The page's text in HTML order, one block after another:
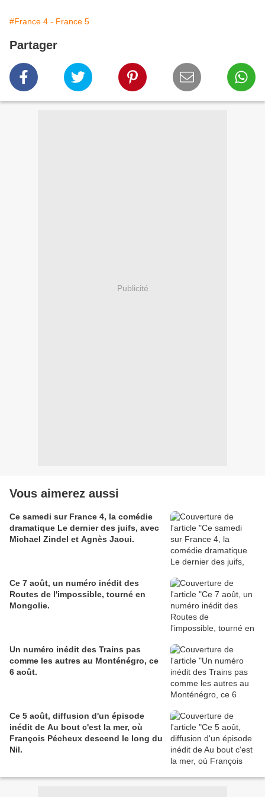
#France 4 - France 5
Partager
Publicité
Vous aimerez aussi
Ce samedi sur France 4, la comédie
dramatique Le dernier des juifs, avec
Michael Zindel et Agnès Jaoui.
Ce 7 août, un numéro inédit des
Routes de l'impossible, tourné en
Mongolie.
Un numéro inédit des Trains pas
comme les autres au Monténégro, ce
6 août.
Ce 5 août, diffusion d'un épisode
inédit de Au bout c'est la mer, où
François Pécheux descend le long du
Nil.